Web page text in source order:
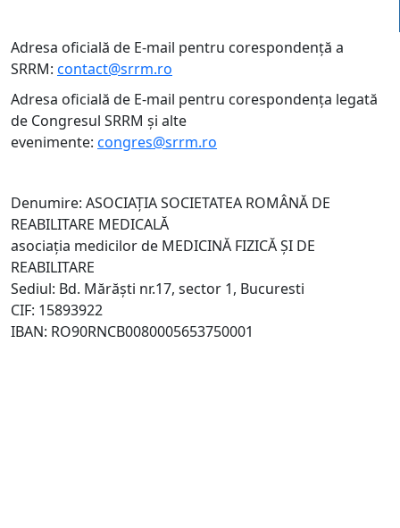
Adresa oficială de E-mail pentru corespondență a
SRRM: contact@srrm.ro
Adresa oficială de E-mail pentru corespondența legată
de Congresul SRRM și alte
evenimente: congres@srrm.ro
Denumire: ASOCIAȚIA SOCIETATEA ROMÂNĂ DE
REABILITARE MEDICALĂ
asociația medicilor de MEDICINĂ FIZICĂ ȘI DE
REABILITARE
Sediul: Bd. Mărăști nr.17, sector 1, Bucuresti
CIF: 15893922
IBAN: RO90RNCB0080005653750001